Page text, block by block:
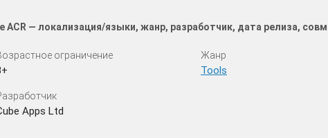
ACR — локализация/языки, жанр, разработчик, дата релиза,
ограничение Жанр
Tools
Apps Ltd